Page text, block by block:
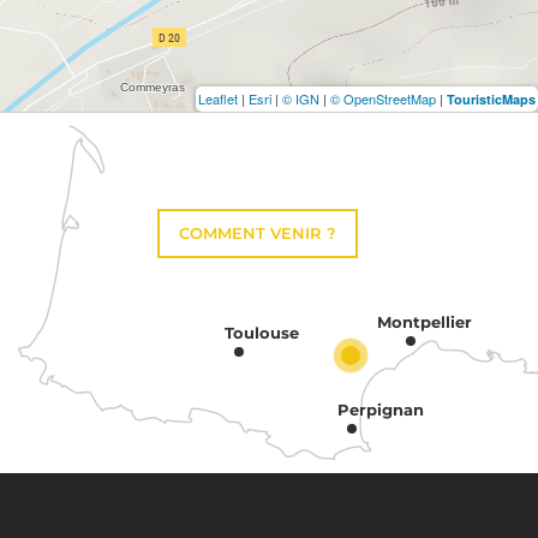
Leaflet | Esri | © IGN | © OpenStreetMap | TouristicMaps
COMMENT VENIR ?
Toulouse
Montpellier
Perpignan